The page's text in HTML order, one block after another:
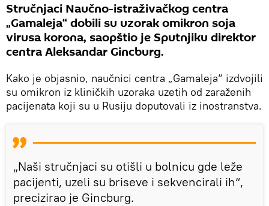
Stručnjaci Naučno-istraživačkog centra
„Gamaleja“ dobili su uzorak omikron soja
virusa korona, saopštio je Sputnjiku direktor
centra Aleksandar Gincburg.
Kako je objasnio, naučnici centra „Gamaleja“ izdvojili
su omikron iz kliničkih uzoraka uzetih od zaraženih
pacijenata koji su u Rusiju doputovali iz inostranstva.
„Naši stručnjaci su otišli u bolnicu gde leže
pacijenti, uzeli su briseve i sekvencirali ih“,
precizirao je Gincburg.